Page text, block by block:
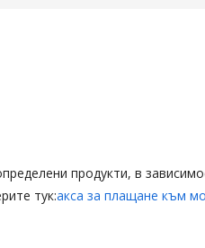
продукти, в
тук:акса за плащане към